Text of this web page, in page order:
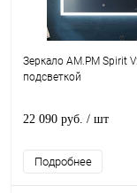
Зеркало AM.PM Spirit
подсветкой
22 090 руб. / шт
Подробнее